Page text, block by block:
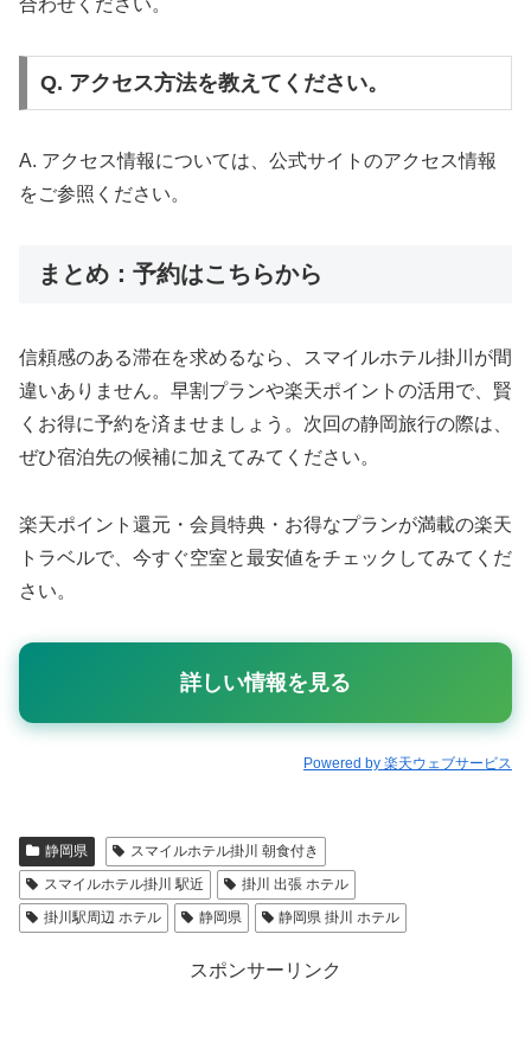
合わせください。
Q. アクセス方法を教えてください。
A. アクセス情報については、公式サイトのアクセス情報
をご参照ください。
まとめ：予約はこちらから
信頼感のある滞在を求めるなら、スマイルホテル掛川が間
違いありません。早割プランや楽天ポイントの活用で、賢
くお得に予約を済ませましょう。次回の静岡旅行の際は、
ぜひ宿泊先の候補に加えてみてください。
楽天ポイント還元・会員特典・お得なプランが満載の楽天
トラベルで、今すぐ空室と最安値をチェックしてみてくだ
さい。
詳しい情報を見る
Powered by 楽天ウェブサービス
静岡県
スマイルホテル掛川 朝食付き
スマイルホテル掛川 駅近
掛川 出張 ホテル
掛川駅周辺 ホテル
静岡県 静岡県 掛川 ホテル
スポンサーリンク